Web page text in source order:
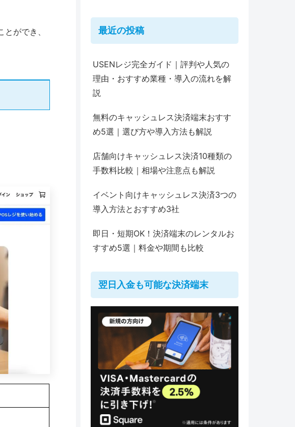
ができ、
最近の投稿
USENレジ完全ガイド｜評判や人気の
理由・おすすめ業種・導入の流れを解
説
無料のキャッシュレス決済端末おすす
め5選｜選び方や導入方法も解説
店舗向けキャッシュレス決済10種類の
手数料比較｜相場や注意点も解説
イベント向けキャッシュレス決済3つの
導入方法とおすすめ3社
即日・短期OK！決済端末のレンタルお
すすめ5選｜料金や期間も比較
翌日入金も可能な決済端末